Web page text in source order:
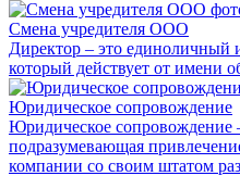
Смена учредителя ООО
Директор – это единоличный
который действует от имени
Юридическое сопровождение
Юридическое сопровождение
подразумевающая
компании со своим штатом